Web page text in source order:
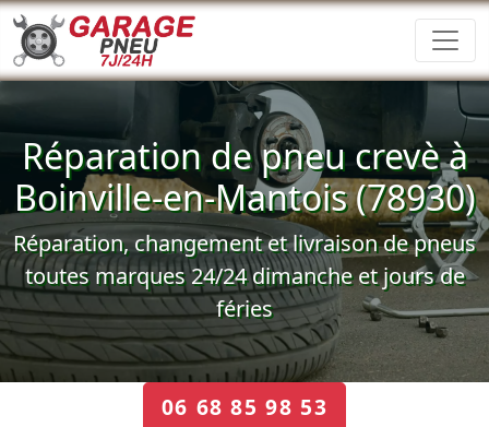
Réparation de pneu crevè à
Boinville-en-Mantois (78930)
Réparation, changement et livraison de pneus
toutes marques 24/24 dimanche et jours de
féries
06 68 85 98 53